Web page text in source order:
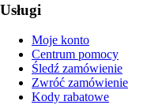
Usługi
Moje konto
Centrum pomocy
Śledź zamówienie
Zwróć zamówienie
Kody rabatowe